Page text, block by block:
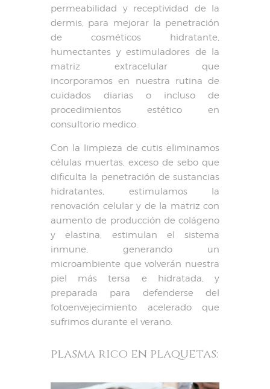
permeabilidad y receptividad de la
dermis, para mejorar la penetración
de cosméticos hidratante,
humectantes y estimuladores de la
matriz extracelular que
incorporamos en nuestra rutina de
cuidados diarias o incluso de
procedimientos estético en
consultorio medico.
Con la limpieza de cutis eliminamos
células muertas, exceso de sebo que
dificulta la penetración de sustancias
hidratantes, estimulamos la
renovación celular y de la matriz con
aumento de producción de colágeno
y elastina, estimulan el sistema
inmune, generando un
microambiente que volverán nuestra
piel más tersa e hidratada, y
preparada para defenderse del
fotoenvejecimiento acelerado que
sufrimos durante el verano.
plasma rico en plaquetas: